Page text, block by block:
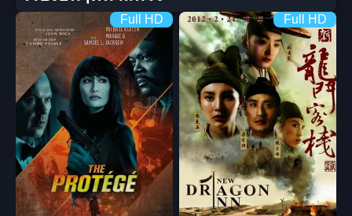
Full HD Full HD